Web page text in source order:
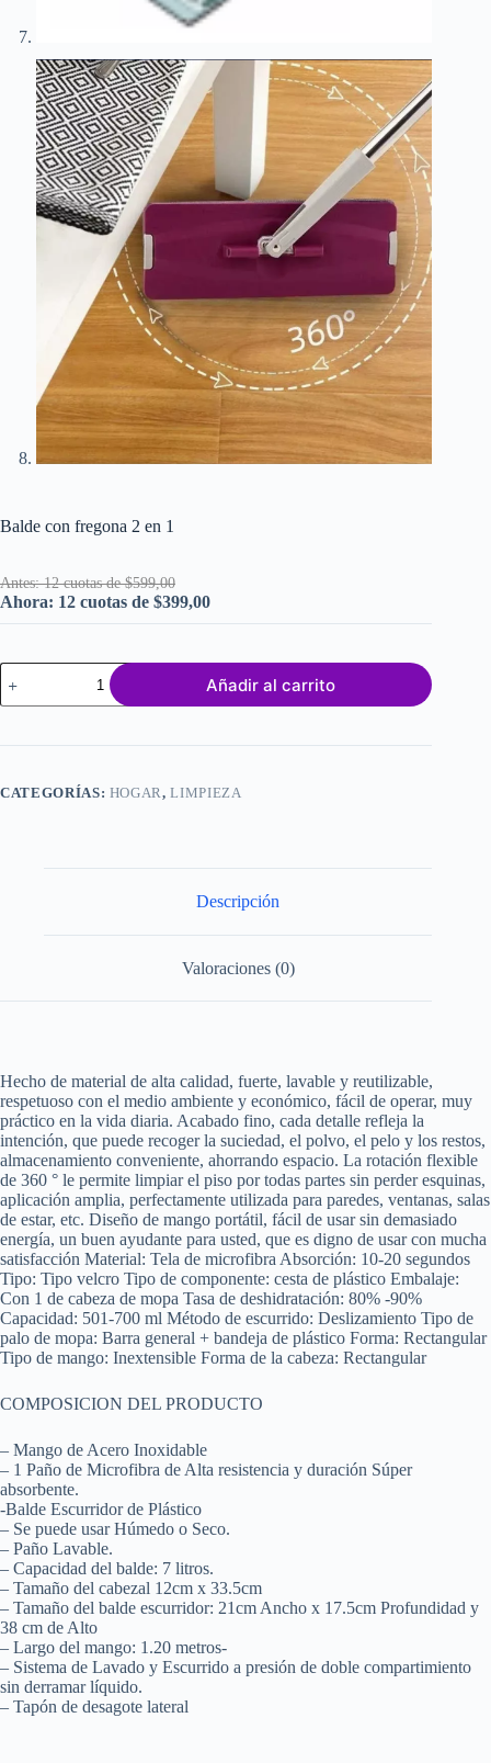
Balde con fregona 2 en 1
Antes: 12 cuotas de $599,00
Ahora: 12 cuotas de $399,00
Balde
con
fregona
en
Añadir al carrito
CATEGORÍAS: HOGAR,LIMPIEZA
Descripción
Valoraciones (0)
Hecho de material de alta calidad, fuerte, lavable y reutilizable,
respetuoso con el medio ambiente y económico, fácil de operar, muy
práctico en la vida diaria. Acabado fino, cada detalle refleja la
intención, que puede recoger la suciedad, el polvo, el pelo y los restos,
almacenamiento conveniente, ahorrando espacio. La rotación flexible
de 360 ° le permite limpiar el piso por todas partes sin perder esquinas,
aplicación amplia, perfectamente utilizada para paredes, ventanas, salas
de estar, etc. Diseño de mango portátil, fácil de usar sin demasiado
energía, un buen ayudante para usted, que es digno de usar con mucha
satisfacción Material: Tela de microfibra Absorción: 10-20 segundos
Tipo: Tipo velcro Tipo de componente: cesta de plástico Embalaje:
Con 1 de cabeza de mopa Tasa de deshidratación: 80% -90%
Capacidad: 501-700 ml Método de escurrido: Deslizamiento Tipo de
palo de mopa: Barra general + bandeja de plástico Forma: Rectangular
Tipo de mango: Inextensible Forma de la cabeza: Rectangular
COMPOSICION DEL PRODUCTO
– Mango de Acero Inoxidable
– 1 Paño de Microfibra de Alta resistencia y duración Súper
absorbente.
-Balde Escurridor de Plástico
– Se puede usar Húmedo o Seco.
– Paño Lavable.
– Capacidad del balde: 7 litros.
– Tamaño del cabezal 12cm x 33.5cm
– Tamaño del balde escurridor: 21cm Ancho x 17.5cm Profundidad y
38 cm de Alto
– Largo del mango: 1.20 metros-
– Sistema de Lavado y Escurrido a presión de doble compartimiento
sin derramar líquido.
– Tapón de desagote lateral